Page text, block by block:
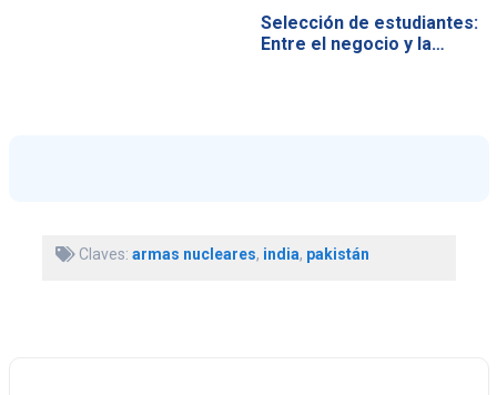
Selección de estudiantes:
Entre el negocio y la…
Claves: armas nucleares, india, pakistán